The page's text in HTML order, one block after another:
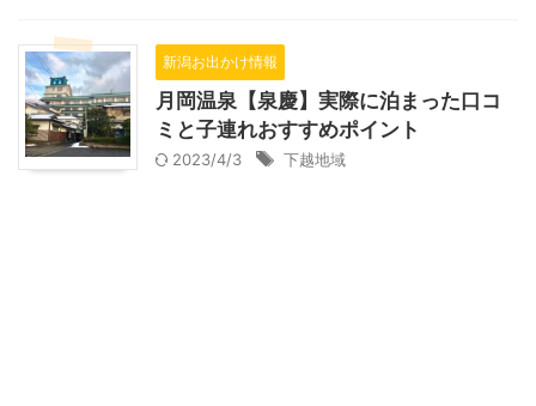
新潟お出かけ情報
月岡温泉【泉慶】実際に泊まった口コ
ミと子連れおすすめポイント
2023/4/3 下越地域